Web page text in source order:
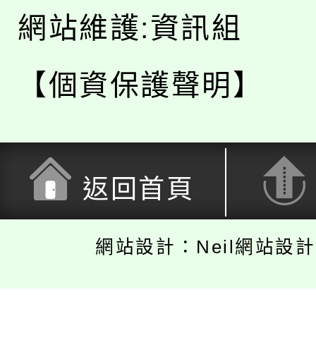
網站維護:資訊組
【個資保護聲明】
返回首頁
網站設計：Neil網站設